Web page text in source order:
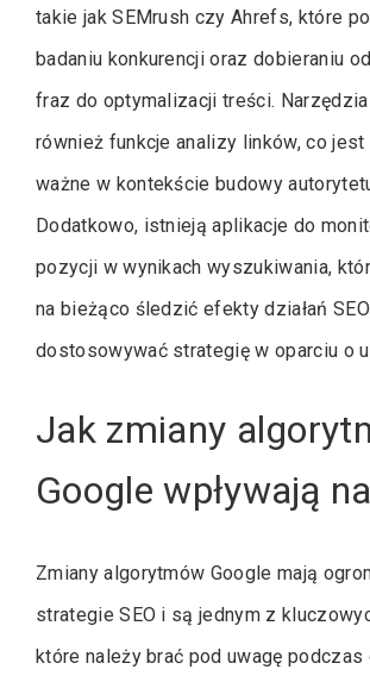
takie jak SEMrush czy Ahrefs, które
badaniu konkurencji oraz dobieraniu
fraz do optymalizacji treści.
również funkcje analizy linków, co
ważne w kontekście budowy
Dodatkowo, istnieją aplikacje do
pozycji w wynikach wyszukiwania,
na bieżąco śledzić efekty działań
dostosowywać strategię w oparciu o
Jak zmiany
Google wpływają
Zmiany algorytmów Google mają
strategie SEO i są jednym z
które należy brać pod uwagę